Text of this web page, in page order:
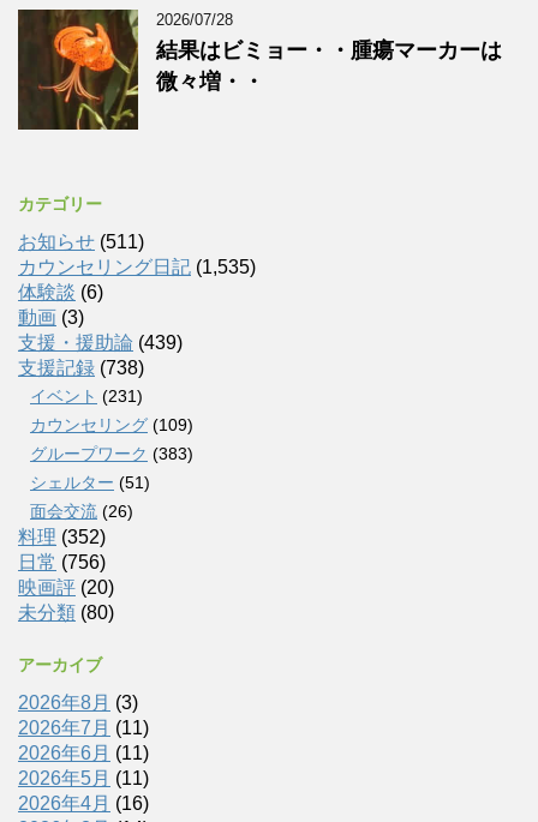
2026/07/28
結果はビミョー・・腫瘍マーカーは
微々増・・
カテゴリー
お知らせ (511)
カウンセリング日記 (1,535)
体験談 (6)
動画 (3)
支援・援助論 (439)
支援記録 (738)
イベント (231)
カウンセリング (109)
グループワーク (383)
シェルター (51)
面会交流 (26)
料理 (352)
日常 (756)
映画評 (20)
未分類 (80)
アーカイブ
2026年8月 (3)
2026年7月 (11)
2026年6月 (11)
2026年5月 (11)
2026年4月 (16)